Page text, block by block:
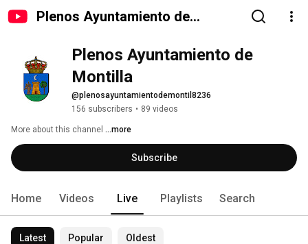
Plenos Ayuntamiento de
Plenos Ayuntamiento de
Montilla
@plenosayuntamientodemontil8236
156 subscribers • 89 videos
More about this channel ...more
Subscribe
Home Videos Live Playlists Search
Latest Popular Oldest